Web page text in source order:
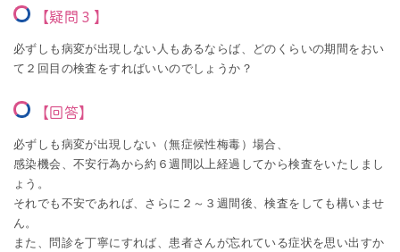
【疑問３】
必ずしも病変が出現しない人もあるならば、どのくらいの期間をおい
て２回目の検査をすればいいのでしょうか？
【回答】
必ずしも病変が出現しない（無症候性梅毒）場合、
感染機会、不安行為から約６週間以上経過してから検査をいたしまし
ょう。
それでも不安であれば、さらに２～３週間後、検査をしても構いませ
ん。
また、問診を丁寧にすれば、患者さんが忘れている症状を思い出すか